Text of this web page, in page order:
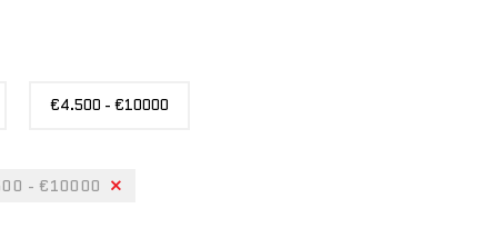
€4.500 - €10000
- €10000